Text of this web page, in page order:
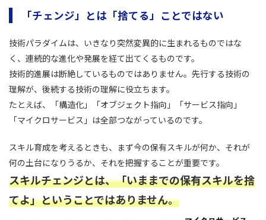
「チェンジ」とは「捨てる」ことではない
技術パラダイムは、いきなり突然変異的に生まれるものではな
く、連続的な進化や発展を経て出てくるものです。
技術的進展は断絶しているものではありません。先行する技術の
理解が、後続する技術の理解に役立ちます。
たとえば、「構造化」「オブジェクト指向」「サービス指向」
「マイクロサービス」は全部つながっているのです。
スキル育成を考えるときも、まず今の保有スキルが何か、それが
何の土台になりうるか、それを把握することが重要です。
スキルチェンジとは、「いままでの保有スキルを捨
てよ」ということではありません。